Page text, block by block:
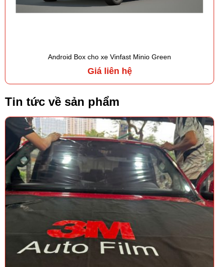
Android Box cho xe Vinfast Minio Green
Giá liên hệ
Tin tức về sản phẩm